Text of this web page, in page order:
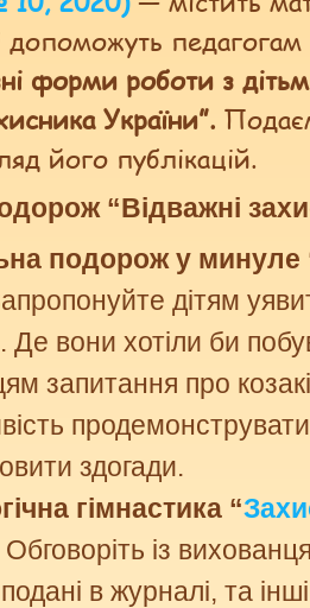
допоможуть педагогам
форми роботи з
України”.
його публікацій.
“Відважні
подорож у минуле
дітям
Де вони хотіли би
запитання про
здогади.
гімнастика “
Обговоріть із
подані в журналі, та